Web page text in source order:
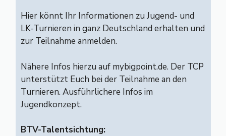
Hier könnt Ihr Informationen zu Jugend- und
LK-Turnieren in ganz Deutschland erhalten und
zur Teilnahme anmelden.
Nähere Infos hierzu auf mybigpoint.de. Der TCP
unterstützt Euch bei der Teilnahme an den
Turnieren. Ausführlichere Infos im
Jugendkonzept.
BTV-Talentsichtung: